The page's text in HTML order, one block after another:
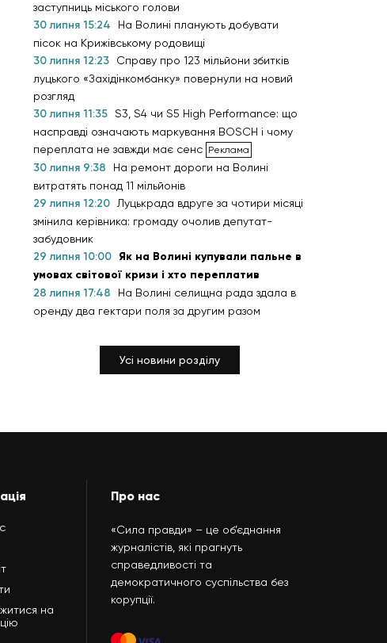
заступниць міського голови
30 липня 15:24
На Волині планують добувати
пісок на Крижівському родовищі
30 липня 12:23
Справу про 123 мільйони збитків
луцького «Західінкомбанку» повернули на новий
розгляд
30 липня 11:35 S3, S4 чи S5 High Performance: що
насправді означають маркування BOSCH і чому
переплата не завжди має сенс
30 липня 9:38
На ремонт дороги на Волині
витратять понад 11 мільйонів
29 липня 12:20
Луцькрада вдруге за чотири місяці
змінила керівника: громаду очолив депутат-
забудовник
29 липня 10:00 Як на Волині купували пальне в
умовах світової кризи і хто переплатив
28 липня 17:48
На Волині селищна рада здала в
оренду два гектари поля за другим разом
Усі новини розділу
на
Про нас
«Сила правди» – це об’єднання
журналістів, які прагнуть
справедливості та
демократичного суспільства без
корупції.